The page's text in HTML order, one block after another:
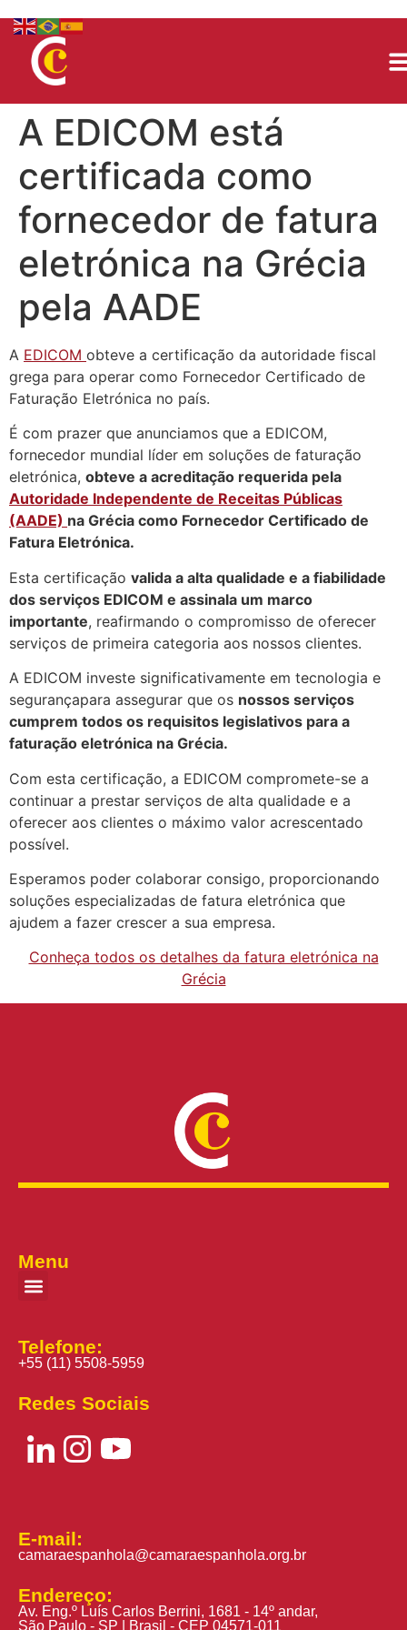
A EDICOM está
certificada como
fornecedor de fatura
eletrónica na Grécia
pela AADE
A EDICOM obteve a certificação da autoridade fiscal
grega para operar como Fornecedor Certificado de
Faturação Eletrónica no país.
É com prazer que anunciamos que a EDICOM,
fornecedor mundial líder em soluções de faturação
eletrónica, obteve a acreditação requerida pela
Autoridade Independente de Receitas Públicas
(AADE) na Grécia como Fornecedor Certificado de
Fatura Eletrónica.
Esta certificação valida a alta qualidade e a fiabilidade
dos serviços EDICOM e assinala um marco
importante, reafirmando o compromisso de oferecer
serviços de primeira categoria aos nossos clientes.
A EDICOM investe significativamente em tecnologia e
segurançapara assegurar que os nossos serviços
cumprem todos os requisitos legislativos para a
faturação eletrónica na Grécia.
Com esta certificação, a EDICOM compromete-se a
continuar a prestar serviços de alta qualidade e a
oferecer aos clientes o máximo valor acrescentado
possível.
Esperamos poder colaborar consigo, proporcionando
soluções especializadas de fatura eletrónica que
ajudem a fazer crescer a sua empresa.
Conheça todos os detalhes da fatura eletrónica na
Grécia
Menu
Telefone:
+55 (11) 5508-5959
Redes Sociais
E-mail:
camaraespanhola@camaraespanhola.org.br
Endereço:
Av. Eng.º Luís Carlos Berrini, 1681 - 14º andar,
São Paulo - SP | Brasil - CEP 04571-011